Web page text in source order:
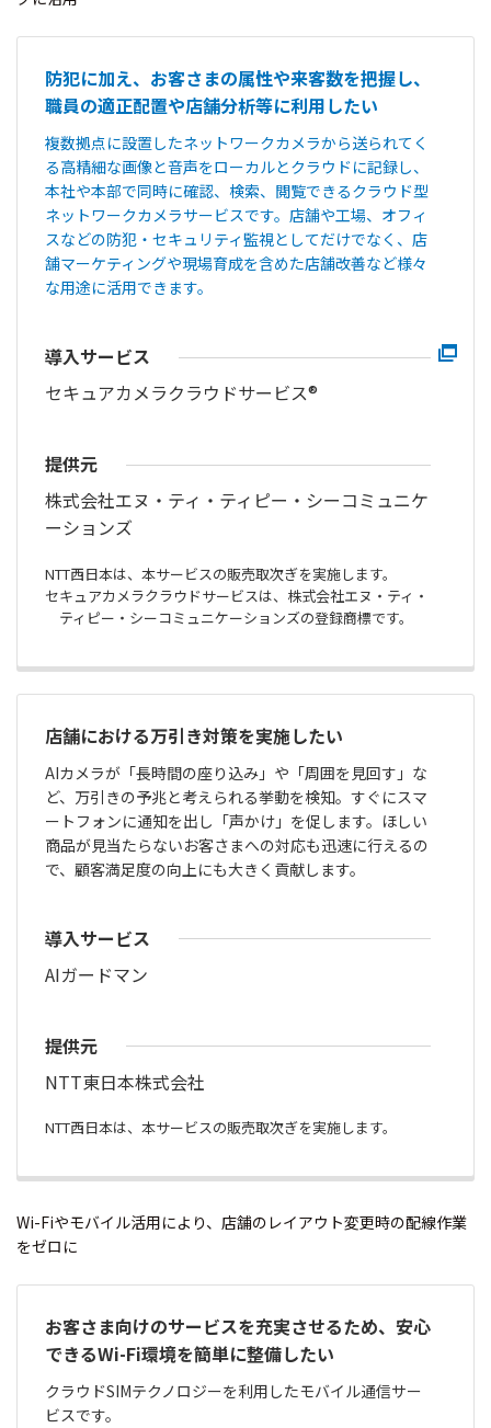
防犯に加え、お客さまの属性や来客数を把握し、
職員の適正配置や店舗分析等に利用したい
複数拠点に設置したネットワークカメラから送られてく
る高精細な画像と音声をローカルとクラウドに記録し、
本社や本部で同時に確認、検索、閲覧できるクラウド型
ネットワークカメラサービスです。店舗や工場、オフィ
スなどの防犯・セキュリティ監視としてだけでなく、店
舗マーケティングや現場育成を含めた店舗改善など様々
な用途に活用できます。
導入サービス
セキュアカメラクラウドサービス®
提供元
株式会社エヌ・ティ・ティピー・シーコミュニケ
ーションズ
NTT西日本は、本サービスの販売取次ぎを実施します。
セキュアカメラクラウドサービスは、株式会社エヌ・ティ・
ティピー・シーコミュニケーションズの登録商標です。
店舗における万引き対策を実施したい
AIカメラが「長時間の座り込み」や「周囲を見回す」な
ど、万引きの予兆と考えられる挙動を検知。すぐにスマ
ートフォンに通知を出し「声かけ」を促します。ほしい
商品が見当たらないお客さまへの対応も迅速に行えるの
で、顧客満足度の向上にも大きく貢献します。
導入サービス
AIガードマン
提供元
NTT東日本株式会社
NTT西日本は、本サービスの販売取次ぎを実施します。
Wi-Fiやモバイル活用により、店舗のレイアウト変更時の配線作業
をゼロに
お客さま向けのサービスを充実させるため、安心
できるWi-Fi環境を簡単に整備したい
クラウドSIMテクノロジーを利用したモバイル通信サー
ビスです。